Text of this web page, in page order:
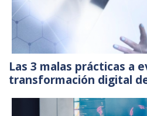
Las 3 malas prácticas a
transformación digital